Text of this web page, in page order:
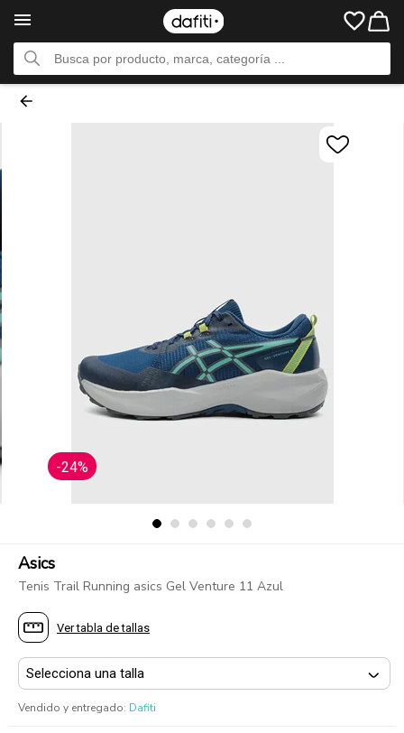
-24%
Asics
Tenis Trail Running asics Gel Venture 11 Azul
Ver tabla de tallas
Vendido y entregado: Dafiti